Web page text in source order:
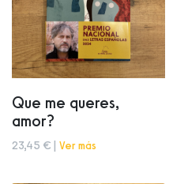
Que me queres,
amor?
23,45 € | Ver más